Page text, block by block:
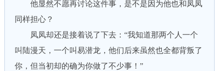
他显然不愿再讨论这件事，是不是因为他也和凤凤
同样担心？
凤凤却还是接着说了下去：“我知道那两个人一个
叫陆漫天，一个叫易潜龙，他们后来虽然也全都背叛了
你，但当初却的确为你做了不少事！”